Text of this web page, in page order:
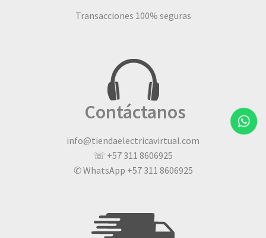
Transacciones 100% seguras
Contáctanos
info@tiendaelectricavirtual.com
☏ +57 311 8606925
✆ WhatsApp +57 311 8606925